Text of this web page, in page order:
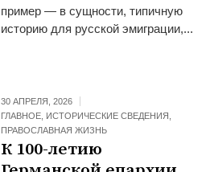
пример — в сущности, типичную
историю для русской эмиграции,...
30 АПРЕЛЯ, 2026
ГЛАВНОЕ ИСТОРИЧЕСКИЕ СВЕДЕНИЯ
ПРАВОСЛАВНАЯ ЖИЗНЬ
К 100-летию